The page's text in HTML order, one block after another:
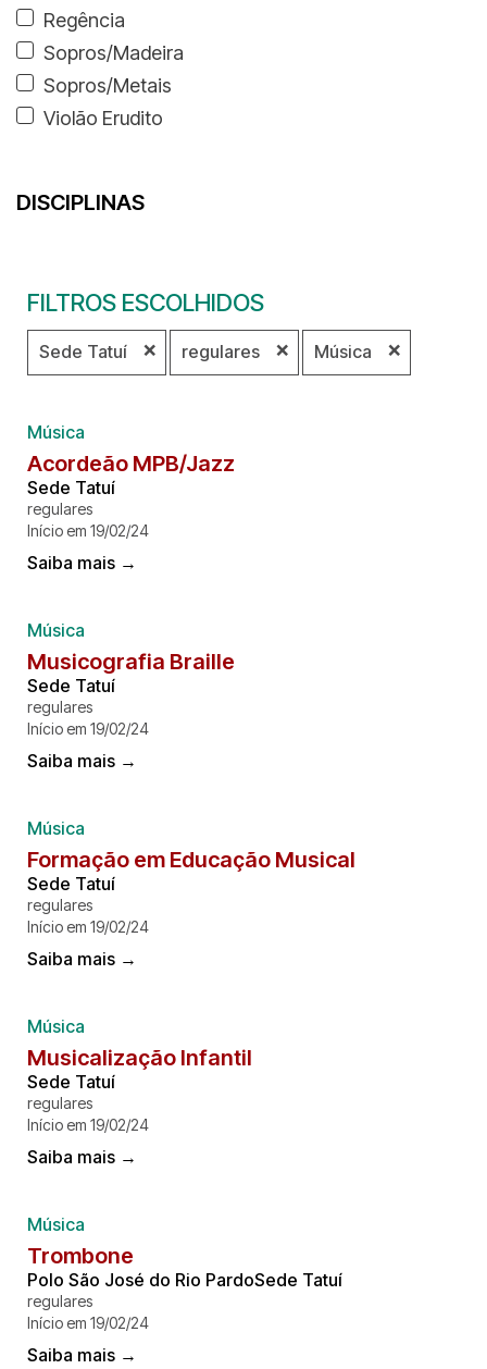
Regência
Sopros/Madeira
Sopros/Metais
Violão Erudito
DISCIPLINAS
FILTROS ESCOLHIDOS
❌
Sede Tatuí ❌
regulares ❌
Música
Música
Acordeão MPB/Jazz
Sede Tatuí
regulares
Início em 19/02/24
Saiba mais →
Música
Musicografia Braille
Sede Tatuí
regulares
Início em 19/02/24
Saiba mais →
Música
Formação em Educação Musical
Sede Tatuí
regulares
Início em 19/02/24
Saiba mais →
Música
Musicalização Infantil
Sede Tatuí
regulares
Início em 19/02/24
Saiba mais →
Música
Trombone
Polo São José do Rio PardoSede Tatuí
regulares
Início em 19/02/24
Saiba mais →